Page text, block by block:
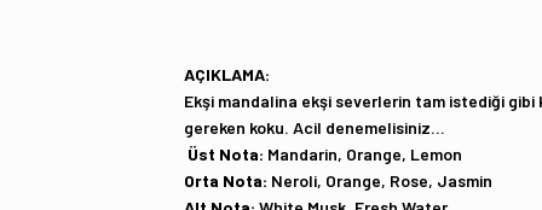
AÇIKLAMA:
Ekşi mandalina ekşi severlerin tam istediği gibi
gereken koku. Acil denemelisiniz...
Üst Nota: Mandarin, Orange, Lemon
Orta Nota: Neroli, Orange, Rose, Jasmin